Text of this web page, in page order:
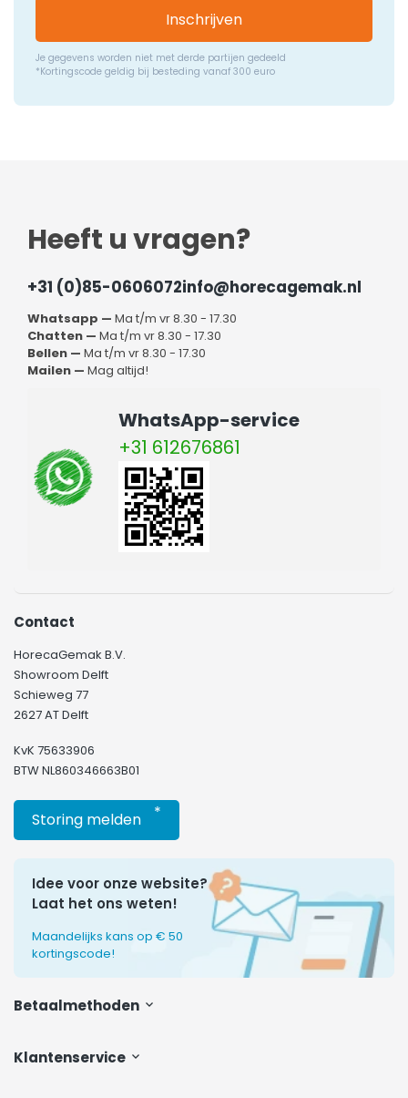
Inschrijven
Je gegevens worden niet met derde partijen gedeeld
*Kortingscode geldig bij besteding vanaf 300 euro
Heeft u vragen?
+31 (0)85-0606072info@horecagemak.nl
Whatsapp — Ma t/m vr 8.30 - 17.30
Chatten — Ma t/m vr 8.30 - 17.30
Bellen — Ma t/m vr 8.30 - 17.30
Mailen — Mag altijd!
WhatsApp-service
+31 612676861
Klantenservice
Contact
HorecaGemak B.V.
Showroom Delft
Schieweg 77
2627 AT Delft
KvK 75633906
BTW NL860346663B01
Storing melden *
Idee voor onze website?
Laat het ons weten!
Maandelijks kans op € 50
kortingscode!
Betaalmethoden